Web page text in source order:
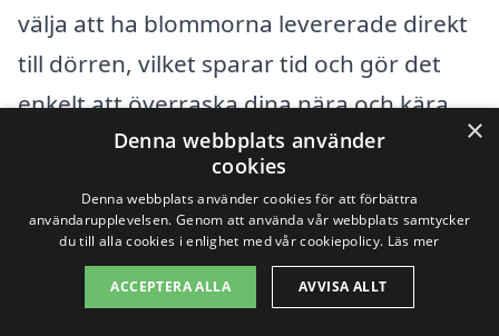
välja att ha blommorna levererade direkt
till dörren, vilket sparar tid och gör det
enkelt att överraska dina nära och kära.
Avslutningsvis, när du vill
i Stigen, tänk på att det alltid är en
möjlighet att visa omtanke och
uppskattning. Oavsett om det är för stora
×
Denna webbplats använder
cookies
Denna webbplats använder cookies för att förbättra
användarupplevelsen. Genom att använda vår webbplats samtycker
du till alla cookies i enlighet med vår cookiepolicy. Läs mer
ACCEPTERA ALLA AVVISA ALLT